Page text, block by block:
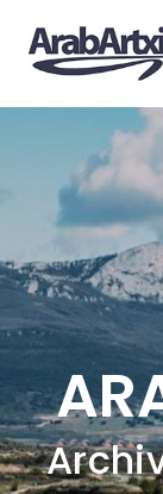
contenido